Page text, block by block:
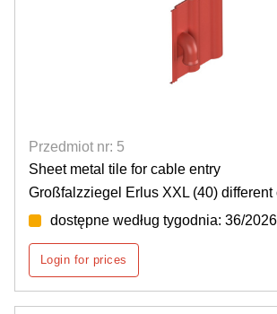
Przedmiot nr: 5
Sheet metal tile for cable entry
Großfalzziegel Erlus XXL (40) different
dostępne według tygodnia: 36/2026
Login for prices